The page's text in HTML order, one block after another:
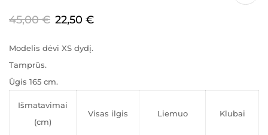
45,00€ 22,50 €
Modelis dėvi XS dydį.
Tamprūs.
Ūgis 165 cm.
Išmatavimai
(cm)
Visas ilgis Liemuo Klubai